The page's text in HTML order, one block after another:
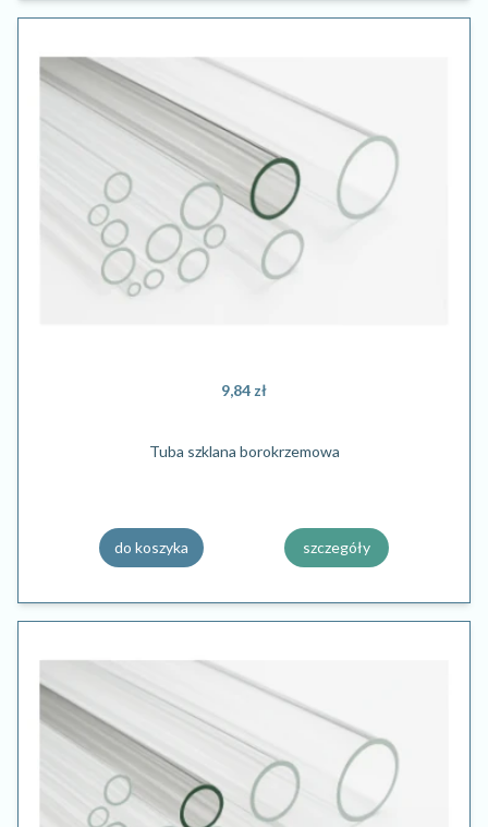
9,84 zł
Tuba szklana borokrzemowa
do koszyka szczegóły